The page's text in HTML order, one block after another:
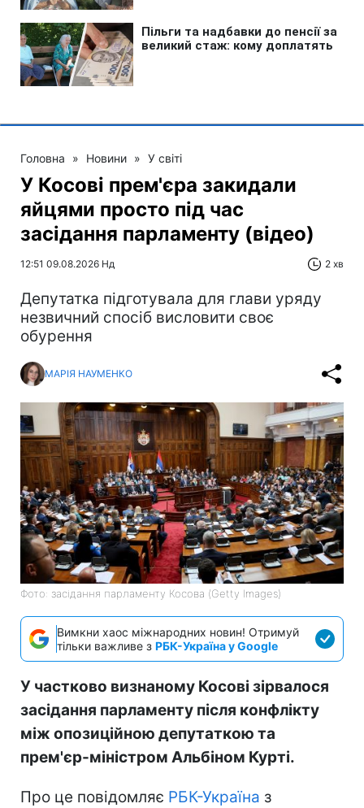
Головна » Новини » У світі
У Косові прем'єра закидали
яйцями просто під час
засідання парламенту (відео)
12:51 09.08.2026 Нд 2 хв
Депутатка підготувала для глави уряду
незвичний спосіб висловити своє
обурення
МАРІЯ НАУМЕНКО
Фото: засідання парламенту Косова (Getty Images)
Вимкни хаос міжнародних новин! Отримуй
тільки важливе з РБК-Україна у Google
У частково визнаному Косові зірвалося
засідання парламенту після конфлікту
між опозиційною депутаткою та
прем'єр-міністром Альбіном Курті.
Про це повідомляє РБК-Україна з